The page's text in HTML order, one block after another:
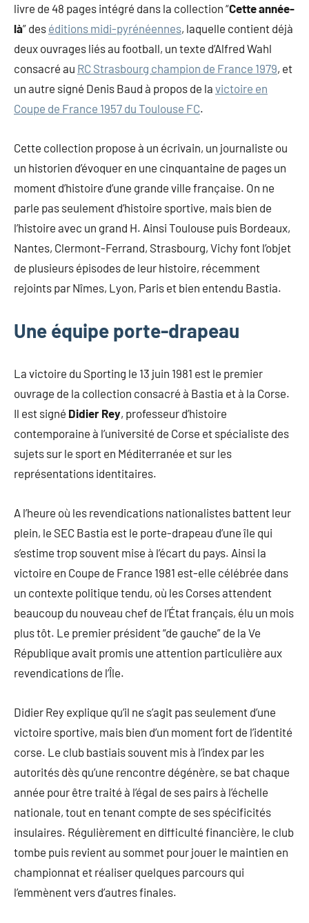
livre de 48 pages intégré dans la collection “Cette année-
là” des éditions midi-pyrénéennes, laquelle contient déjà
deux ouvrages liés au football, un texte d’Alfred Wahl
consacré au RC Strasbourg champion de France 1979, et
un autre signé Denis Baud à propos de la victoire en
Coupe de France 1957 du Toulouse FC.
Cette collection propose à un écrivain, un journaliste ou
un historien d’évoquer en une cinquantaine de pages un
moment d’histoire d’une grande ville française. On ne
parle pas seulement d’histoire sportive, mais bien de
l’histoire avec un grand H. Ainsi Toulouse puis Bordeaux,
Nantes, Clermont-Ferrand, Strasbourg, Vichy font l’objet
de plusieurs épisodes de leur histoire, récemment
rejoints par Nîmes, Lyon, Paris et bien entendu Bastia.
Une équipe porte-drapeau
La victoire du Sporting le 13 juin 1981 est le premier
ouvrage de la collection consacré à Bastia et à la Corse.
Il est signé Didier Rey, professeur d’histoire
contemporaine à l’université de Corse et spécialiste des
sujets sur le sport en Méditerranée et sur les
représentations identitaires.
A l’heure où les revendications nationalistes battent leur
plein, le SEC Bastia est le porte-drapeau d’une île qui
s’estime trop souvent mise à l’écart du pays. Ainsi la
victoire en Coupe de France 1981 est-elle célébrée dans
un contexte politique tendu, où les Corses attendent
beaucoup du nouveau chef de l’État français, élu un mois
plus tôt. Le premier président “de gauche” de la Ve
République avait promis une attention particulière aux
revendications de l’Île.
Didier Rey explique qu’il ne s’agit pas seulement d’une
victoire sportive, mais bien d’un moment fort de l’identité
corse. Le club bastiais souvent mis à l’index par les
autorités dès qu’une rencontre dégénère, se bat chaque
année pour être traité à l’égal de ses pairs à l’échelle
nationale, tout en tenant compte de ses spécificités
insulaires. Régulièrement en difficulté financière, le club
tombe puis revient au sommet pour jouer le maintien en
championnat et réaliser quelques parcours qui
l’emmènent vers d’autres finales.